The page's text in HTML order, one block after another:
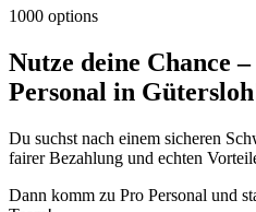
1000 options
Nutze deine Chance
Personal in
Du suchst nach einem sicheren
fairer Bezahlung und echten
Dann komm zu Pro Personal und